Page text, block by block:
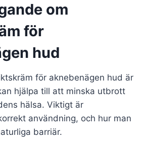
om
för
hud
för aknebenägen hud är
hjälpa till att minska utbrott
hälsa. Viktigt är
användning, och hur man
barriär.